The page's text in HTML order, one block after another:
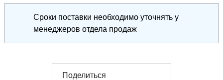
Сроки поставки необходимо уточнять у
менеджеров отдела продаж
Поделиться